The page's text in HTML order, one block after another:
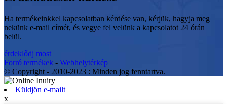
Ha termékeinkkel kapcsolatban kérdése van, kérjük, hagyja meg
nekünk e-mail címét, és vegye fel velünk a kapcsolatot 24 órán
belül.
érdeklődj most
Forró termékek - Webhelytérkép
© Copyright - 2010-2023 : Minden jog fenntartva.
Küldjön e-mailt
x